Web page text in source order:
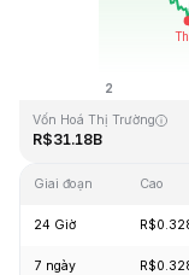
Cập Nhật Lần Cuối: 2026-
R$0.431288
Vốn Hoá Thị Trường
R$31.18B
Giai đoạn Cao
24 Giờ
7 ngày